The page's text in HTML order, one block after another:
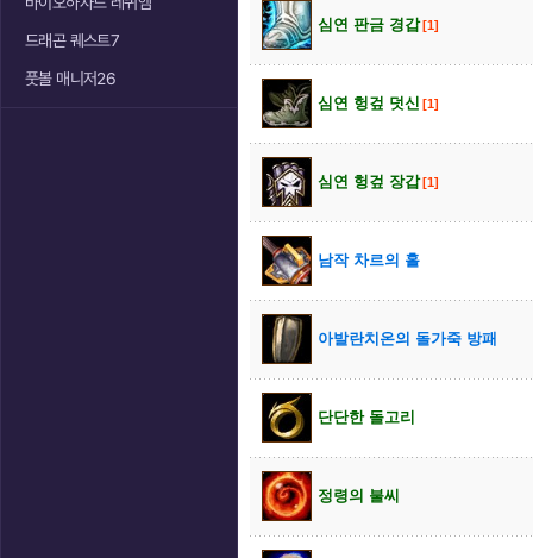
드래곤 퀘스트7
풋볼 매니저26
심연 판금 경갑[1]
심연 헝겊 덧신 [1]
심연 헝겊 장갑[1]
남작 차르의 홀
아발란치온의 돌가죽 방패
단단한 돌고리
정령의 불씨